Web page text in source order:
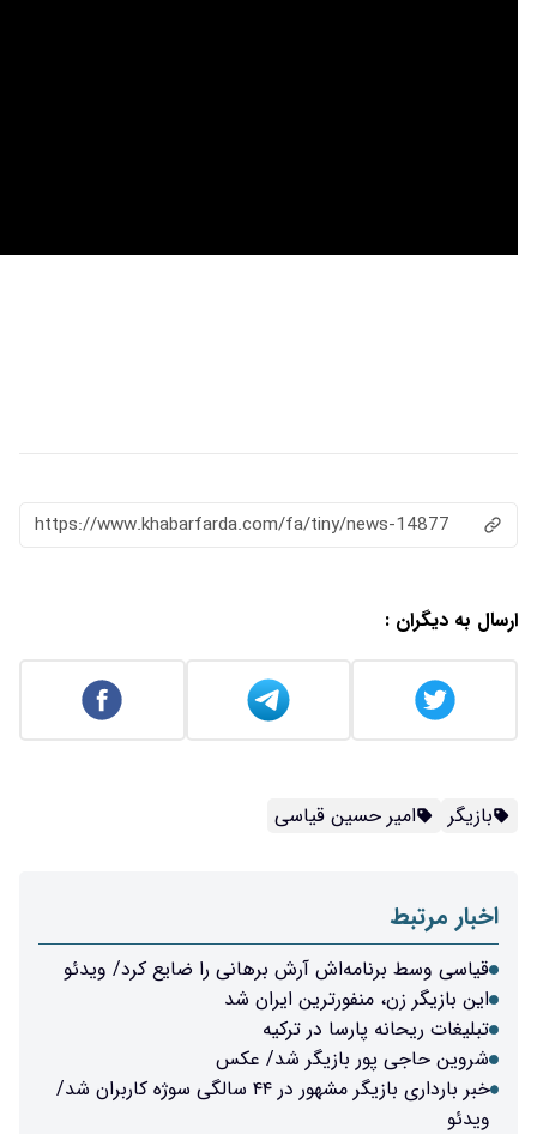
https://www.khabarfarda.com/fa/
قیاسی
آرش برهانی را ضایع کرد/ ویدئو
ایران شد
در ترکیه
شد/ عکس
خبر بارداری بازیگر مشهور در ۴۴ سالگی سوژه کاربران شد/